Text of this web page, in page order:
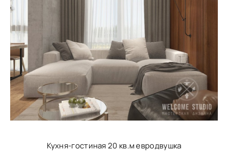
Кухня-гостиная 20 кв.м евродвушка